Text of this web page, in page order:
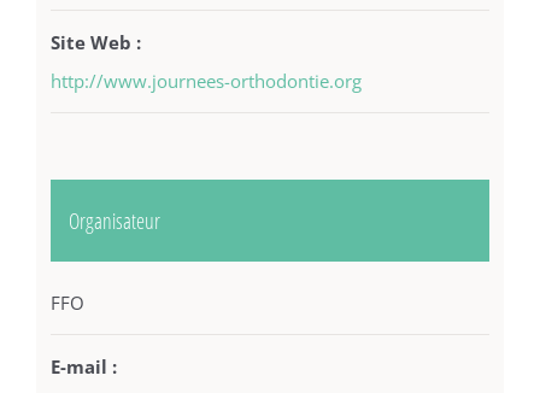
Site Web :
http://www.journees-orthodontie.org
Organisateur
FFO
E-mail :